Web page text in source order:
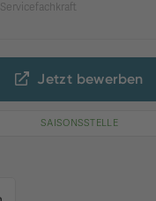
Servicefachkraft
Jetzt bewerben
SAISONSSTELLE